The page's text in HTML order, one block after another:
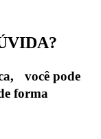
você pode
forma